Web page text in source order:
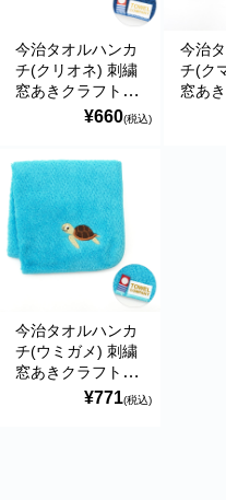
今治タオルハンカ
チ(クリオネ) 刺繍
窓あきクラフト平
袋入り ハイメン
¥660(税込)
今治
チ(ク
窓あ
袋入
今治タオルハンカ
チ(ウミガメ) 刺繍
窓あきクラフト平
袋入り ハイメン
¥771(税込)
輸送遅延のため入荷が遅れて
せんでした。